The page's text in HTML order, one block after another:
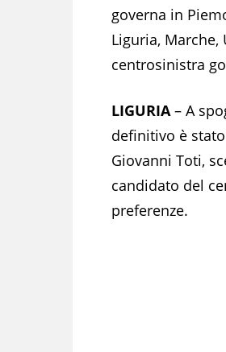
governa in
Liguria, Marche,
centrosinistra
LIGURIA – A
definitivo è
Giovanni Toti,
candidato del
preferenze.